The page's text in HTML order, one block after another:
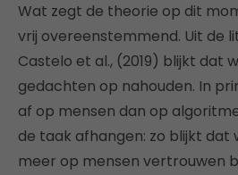
Wat zegt de theorie op dit
vrij overeenstemmend. Uit de
Castelo et al., (2019) blijkt dat
gedachten op nahouden. In
af op mensen dan op
de taak afhangen: zo blijkt dat
meer op mensen vertrouwen